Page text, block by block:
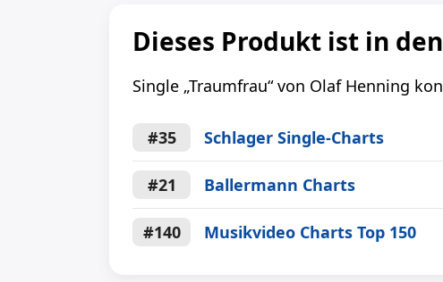
Dieses Produkt ist in
Single „Traumfrau“ von Olaf Henning
#35 Schlager Single-Charts
#21 Ballermann Charts
#140 Musikvideo Charts Top 150